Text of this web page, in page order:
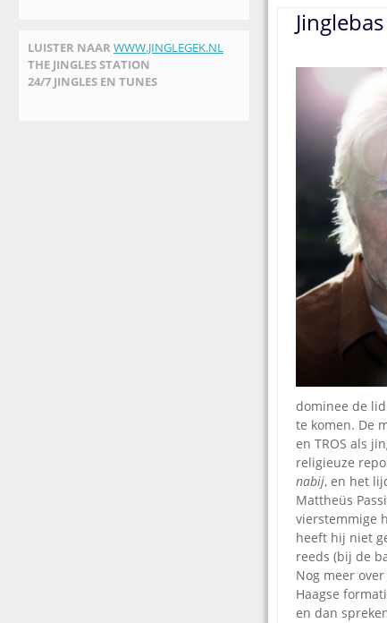
LUISTER NAAR WWW.JINGLEGEK.NL
THE JINGLES STATION
24/7 JINGLES EN TUNES
dominee de
te komen. De
en TROS als
religieuze
nabij, en het
Mattheüs
vierstemmige
heeft hij niet
reeds (bij de
Nog meer
Haagse
en dan